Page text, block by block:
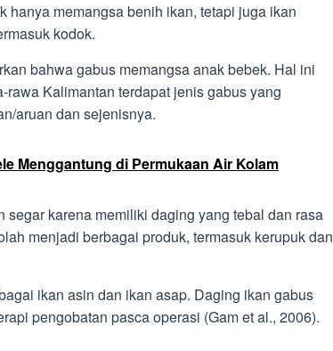
hanya memangsa benih ikan, tetapi juga ikan
kodok.
bahwa gabus memangsa anak bebek. Hal ini
Kalimantan terdapat jenis gabus yang
aruan dan sejenisnya.
Menggantung di Permukaan Air Kolam
karena memiliki daging yang tebal dan rasa
menjadi berbagai produk, termasuk kerupuk dan
ikan asin dan ikan asap. Daging ikan gabus
pengobatan pasca operasi (Gam et al., 2006).